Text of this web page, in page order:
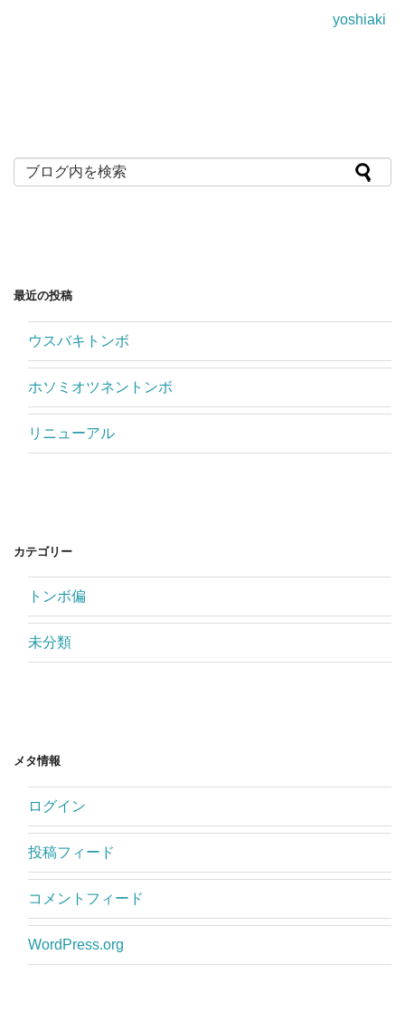
yoshiaki
最近の投稿
ウスバキトンボ
ホソミオツネントンボ
リニューアル
カテゴリー
トンボ偏
未分類
メタ情報
ログイン
投稿フィード
コメントフィード
WordPress.org